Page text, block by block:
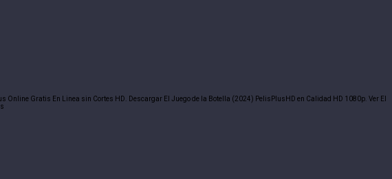
Gratis En Linea sin Cortes HD. Descargar El Juego de la Botella (2024) PelisPlusHD en Calidad HD 1080p. Ver El